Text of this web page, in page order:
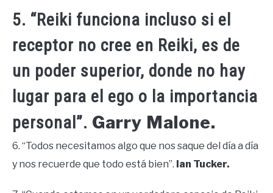
5. “Reiki funciona incluso si el
receptor no cree en Reiki, es de
un poder superior, donde no hay
lugar para el ego o la importancia
personal”. Garry Malone.
6. “Todos necesitamos algo que nos saque del día a día
y nos recuerde que todo está bien”. Ian Tucker.